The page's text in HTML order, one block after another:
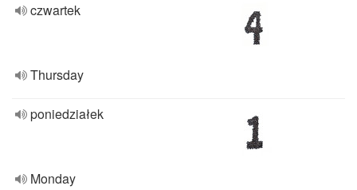
czwartek
Thursday
poniedziałek
Monday